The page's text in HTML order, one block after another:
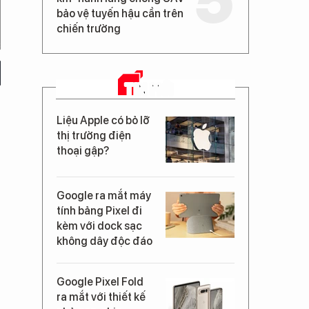
bảo vệ tuyến hậu cần trên
chiến trường
TIN MỚI
Liệu Apple có bỏ lỡ
thị trường điện
thoại gập?
Google ra mắt máy
tính bảng Pixel đi
kèm với dock sạc
không dây độc đáo
Google Pixel Fold
ra mắt với thiết kế